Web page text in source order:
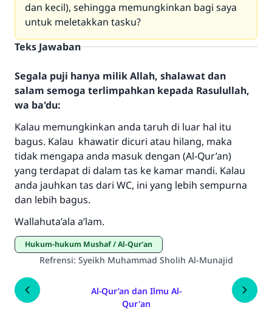
dan kecil), sehingga memungkinkan bagi saya
untuk meletakkan tasku?
Teks Jawaban
Segala puji hanya milik Allah, shalawat dan
salam semoga terlimpahkan kepada Rasulullah,
wa ba'du:
Kalau memungkinkan anda taruh di luar hal itu
bagus. Kalau khawatir dicuri atau hilang, maka
tidak mengapa anda masuk dengan (Al-Qur’an)
yang terdapat di dalam tas ke kamar mandi. Kalau
anda jauhkan tas dari WC, ini yang lebih sempurna
dan lebih bagus.
Wallahuta’ala a’lam.
Hukum-hukum Mushaf / Al-Qur'an
Refrensi: Syeikh Muhammad Sholih Al-Munajid
Al-Qur’an dan Ilmu Al-
Qur'an
Jawaban no. 110845
menyelamatkan pernikahan.
Bantu kami dalam memberikan jawaban untuk umat
Rasulullah ﷺ bersabda
"Siapa yang menunjukkan suatu kebaikan,
meka dia akan mendapatkan pahala yang
sama dengan orang yang melakukannya"
MUSLIM, 1893
Saham